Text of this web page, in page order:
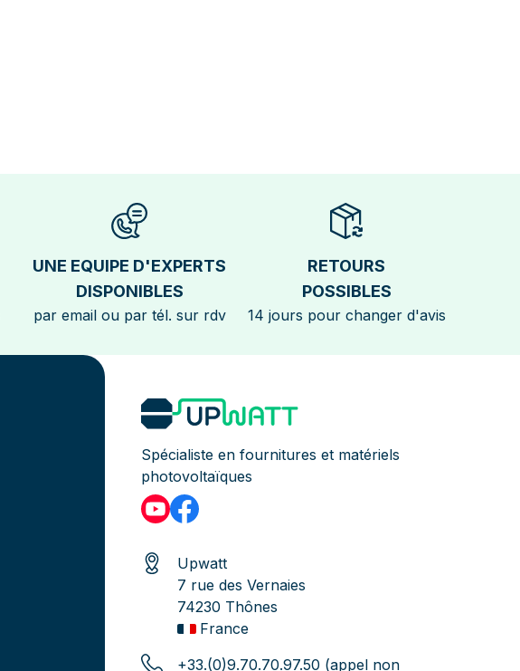
UNE EQUIPE D'EXPERTS
DISPONIBLES
par email ou par tél. sur rdv
RETOURS
POSSIBLES
14 jours pour changer d'avis
Spécialiste en fournitures et matériels
photovoltaïques
Upwatt
7 rue des Vernaies
74230 Thônes
France
+33.(0)9.70.70.97.50 (appel non